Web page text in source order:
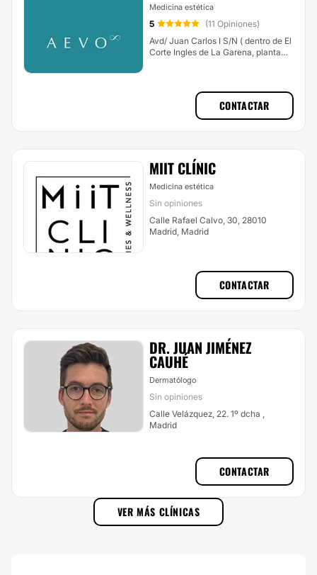
Medicina estética
5
(11 Opiniones)
Avd/ Juan Carlos I S/N ( dentro de El
Corte Ingles de La Garena, planta
CONTACTAR
MIIT CLÍNIC
Medicina estética
Sin opiniones
Calle Rafael Calvo, 30, 28010
Madrid, Madrid
CONTACTAR
DR. JUAN JIMÉNEZ
CAUHÉ
Dermatólogo
Sin opiniones
Calle Velázquez, 22. 1º dcha ,
Madrid
CONTACTAR
VER MÁS CLÍNICAS